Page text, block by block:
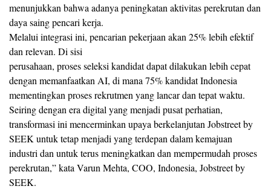
menunjukkan bahwa adanya peningkatan aktivitas perekrutan dan
daya saing pencari kerja.
Melalui integrasi ini, pencarian pekerjaan akan 25% lebih efektif
dan relevan. Di sisi
perusahaan, proses seleksi kandidat dapat dilakukan lebih cepat
dengan memanfaatkan AI, di mana 75% kandidat Indonesia
mementingkan proses rekrutmen yang lancar dan tepat waktu.
Seiring dengan era digital yang menjadi pusat perhatian,
transformasi ini mencerminkan upaya berkelanjutan Jobstreet by
SEEK untuk tetap menjadi yang terdepan dalam kemajuan
industri dan untuk terus meningkatkan dan mempermudah proses
perekrutan,” kata Varun Mehta, COO, Indonesia, Jobstreet by
SEEK.